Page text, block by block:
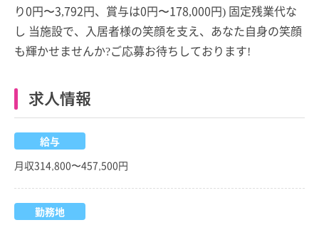
り0円〜3,792円、賞与は0円〜178,000円) 固定残業代な
し 当施設で、入居者様の笑顔を支え、あなた自身の笑顔
も輝かせませんか?ご応募お待ちしております!
求人情報
給与
月収314,800〜457,500円
勤務地